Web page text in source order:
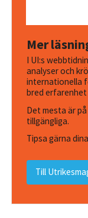
Mer
I UI:s
analyser och
internationella
bred erfarenhet
Det mesta är
tillgängliga.
Tipsa gärna
Till